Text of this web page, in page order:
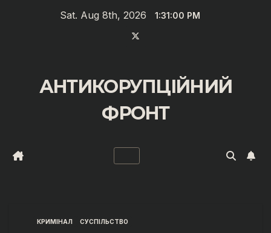
Sat. Aug 8th, 2026 1:31:01 PM
АНТИКОРУПЦІЙНИЙ
ФРОНТ
КРИМІНАЛ СУСПІЛЬСТВО